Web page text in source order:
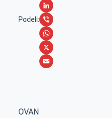
Podeli:
a
c
e
b
o
M
e
s
s
e
L
i
n
k
V
i
b
W
h
X
OVAN